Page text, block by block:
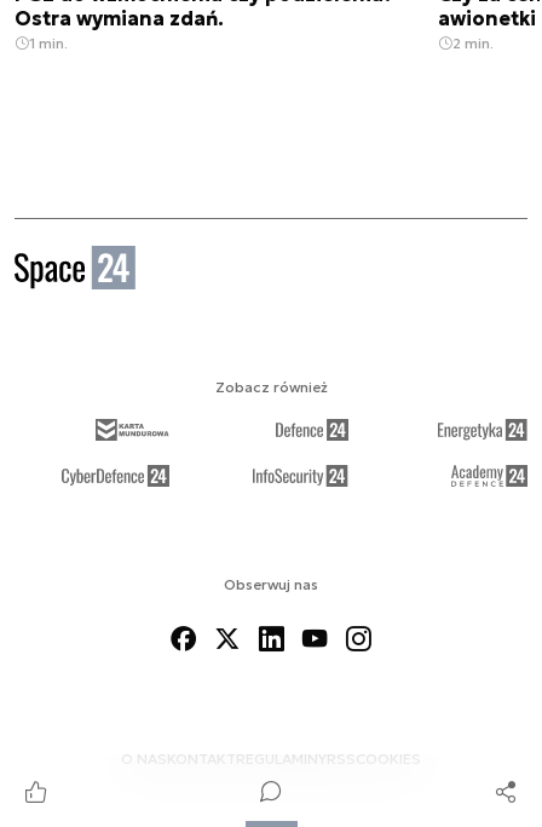
Ostra wymiana zdań.
1 min.
awionetki
2 min.
Obserwuj nas
O NAS KONTAKTREGULAMINYRSS COOKIES
Zobacz również